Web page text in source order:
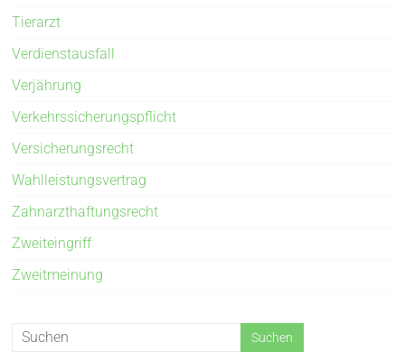
Tierarzt
Verdienstausfall
Verjährung
Verkehrssicherungspflicht
Versicherungsrecht
Wahlleistungsvertrag
Zahnarzthaftungsrecht
Zweiteingriff
Zweitmeinung